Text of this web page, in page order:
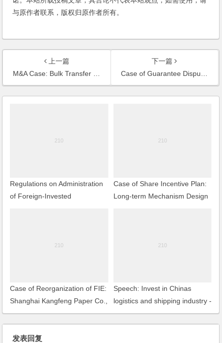
与原作者联系，版权归原作者所有。
上一篇
M&A Case: Bulk Transfer of Shanghai Xiyuan Hotel
下一篇
Case of Guarantee Dispute Resolution of A Listed Hi-tech Park Co., Ltd. in Shanghai
Regulations on Administration
of Foreign-Invested
Case of Share Incentive Plan:
Long-term Mechanism Design
Case of Reorganization of FIE:
Shanghai Kangfeng Paper Co.,
Ltd.
Speech: Invest in Chinas
logistics and shipping industry -
key legal issues
发表回复